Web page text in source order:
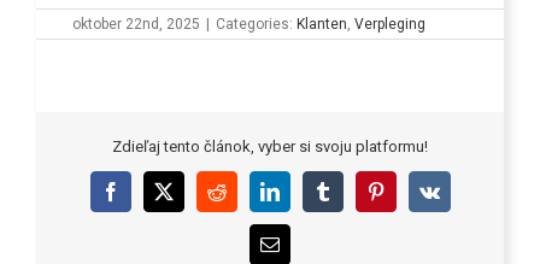
oktober 22nd, 2025 | Categories: Klanten, Verpleging
Zdieľaj tento článok, vyber si svoju platformu!
Facebook
X RedditLinkedInTumblrPinterest
Vk
Email